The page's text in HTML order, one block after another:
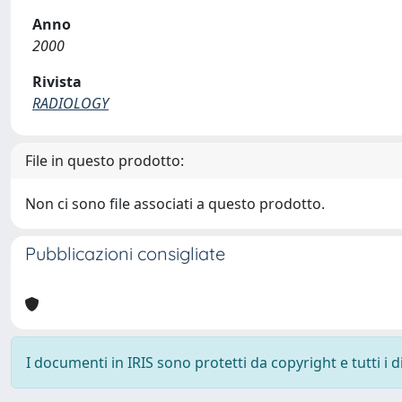
Anno
2000
Rivista
RADIOLOGY
File in questo prodotto:
Non ci sono file associati a questo prodotto.
Pubblicazioni consigliate
I documenti in IRIS sono protetti da copyright e tutti i